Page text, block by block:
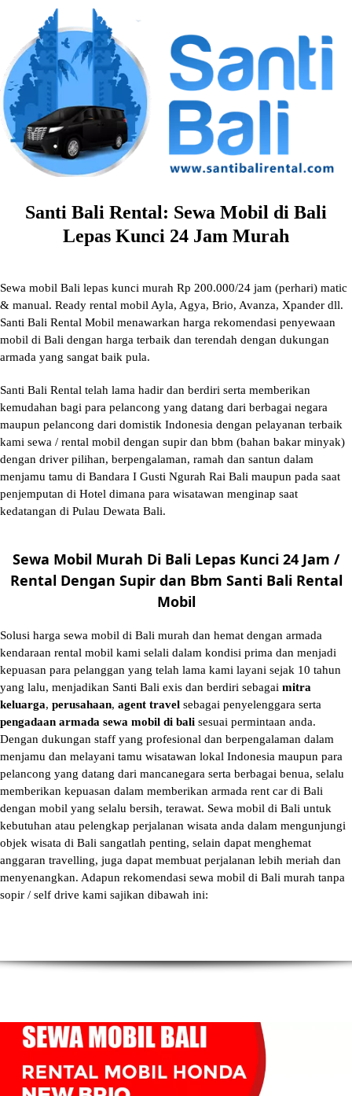
content
Santi Bali Rental: Sewa Mobil di Bali
Lepas Kunci 24 Jam Murah
Sewa mobil Bali lepas kunci murah Rp 200.000/24 jam (perhari) matic
& manual. Ready rental mobil Ayla, Agya, Brio, Avanza, Xpander dll.
Santi Bali Rental Mobil menawarkan harga rekomendasi penyewaan
mobil di Bali dengan harga terbaik dan terendah dengan dukungan
armada yang sangat baik pula.
Santi Bali Rental telah lama hadir dan berdiri serta memberikan
kemudahan bagi para pelancong yang datang dari berbagai negara
maupun pelancong dari domistik Indonesia dengan pelayanan terbaik
kami sewa / rental mobil dengan supir dan bbm (bahan bakar minyak)
dengan driver pilihan, berpengalaman, ramah dan santun dalam
menjamu tamu di Bandara I Gusti Ngurah Rai Bali maupun pada saat
penjemputan di Hotel dimana para wisatawan menginap saat
kedatangan di Pulau Dewata Bali.
Sewa Mobil Murah Di Bali Lepas Kunci 24 Jam /
Rental Dengan Supir dan Bbm Santi Bali Rental
Mobil
Solusi harga sewa mobil di Bali murah dan hemat dengan armada
kendaraan rental mobil kami selali dalam kondisi prima dan menjadi
kepuasan para pelanggan yang telah lama kami layani sejak 10 tahun
yang lalu, menjadikan Santi Bali exis dan berdiri sebagai mitra
keluarga, perusahaan, agent travel sebagai penyelenggara serta
pengadaan armada sewa mobil di bali sesuai permintaan anda.
Dengan dukungan staff yang profesional dan berpengalaman dalam
menjamu dan melayani tamu wisatawan lokal Indonesia maupun para
pelancong yang datang dari mancanegara serta berbagai benua, selalu
memberikan kepuasan dalam memberikan armada rent car di Bali
dengan mobil yang selalu bersih, terawat. Sewa mobil di Bali untuk
kebutuhan atau pelengkap perjalanan wisata anda dalam mengunjungi
objek wisata di Bali sangatlah penting, selain dapat menghemat
anggaran travelling, juga dapat membuat perjalanan lebih meriah dan
menyenangkan. Adapun rekomendasi sewa mobil di Bali murah tanpa
sopir / self drive kami sajikan dibawah ini: